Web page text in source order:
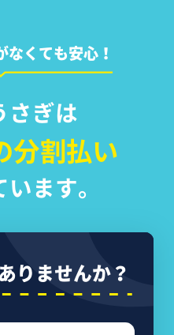
なくても安心！
さぎは
分割払い
ます。
ありませんか？